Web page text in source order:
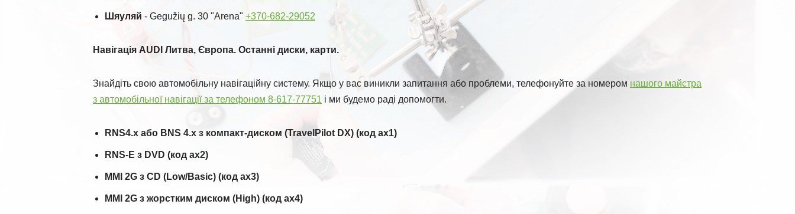
Шяуляй - Gegužių g. 30 "Arena" +370-682-29052
Навігація AUDI Литва, Європа. Останні диски, карти.
Знайдіть свою автомобільну навігаційну систему. Якщо у вас виникли запитання або проблеми, телефонуйте за номером нашого майстра
з автомобільної навігації за телефоном 8-617-77751 і ми будемо раді допомогти.
RNS4.x або BNS 4.x з компакт-диском (TravelPilot DX) (код ax1)
RNS-E з DVD (код ax2)
MMI 2G з CD (Low/Basic) (код ax3)
MMI 2G з жорстким диском (High) (код ax4)